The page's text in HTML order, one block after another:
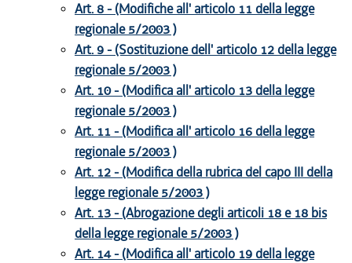
Art. 8 - (Modifiche all' articolo 11 della legge
regionale 5/2003 )
Art. 9 - (Sostituzione dell' articolo 12 della legge
regionale 5/2003 )
Art. 10 - (Modifica all' articolo 13 della legge
regionale 5/2003 )
Art. 11 - (Modifica all' articolo 16 della legge
regionale 5/2003 )
Art. 12 - (Modifica della rubrica del capo III della
legge regionale 5/2003 )
Art. 13 - (Abrogazione degli articoli 18 e 18 bis
della legge regionale 5/2003 )
Art. 14 - (Modifica all' articolo 19 della legge